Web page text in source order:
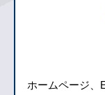
ホームページ、